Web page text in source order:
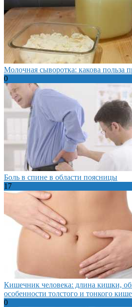
Молочная сыворотка: какова польза
0
Боль в спине в области поясницы
17
Кишечник человека: длина кишки,
особенности толстого и тонкого
0